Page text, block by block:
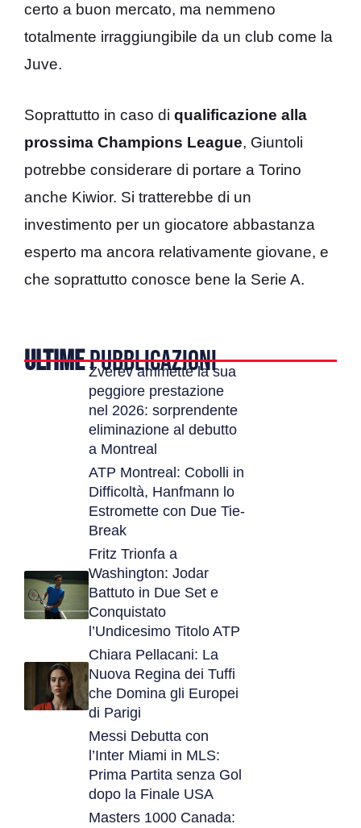
certo a buon mercato, ma nemmeno
totalmente irraggiungibile da un club come la
Juve.
Soprattutto in caso di qualificazione alla
prossima Champions League, Giuntoli
potrebbe considerare di portare a Torino
anche Kiwior. Si tratterebbe di un
investimento per un giocatore abbastanza
esperto ma ancora relativamente giovane, e
che soprattutto conosce bene la Serie A.
ULTIMEPUBBLICAZIONI
Zverev ammette la sua
peggiore prestazione
nel 2026: sorprendente
eliminazione al debutto
a Montreal
ATP Montreal: Cobolli in
Difficoltà, Hanfmann lo
Estromette con Due Tie-
Break
Fritz Trionfa a
Washington: Jodar
Battuto in Due Set e
Conquistato
l’Undicesimo Titolo ATP
Chiara Pellacani: La
Nuova Regina dei Tuffi
che Domina gli Europei
di Parigi
Messi Debutta con
l’Inter Miami in MLS:
Prima Partita senza Gol
dopo la Finale USA
Masters 1000 Canada: